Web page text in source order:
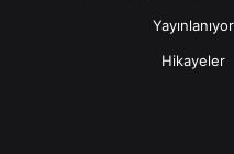
Hikayeler